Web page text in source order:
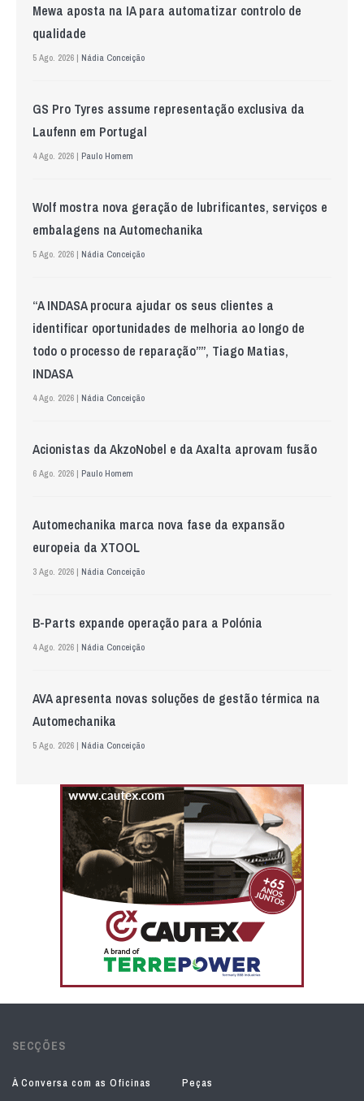
Mewa aposta na IA para automatizar controlo de
qualidade
5 Ago. 2026 | Nádia Conceição
GS Pro Tyres assume representação exclusiva da
Laufenn em Portugal
4 Ago. 2026 | Paulo Homem
Wolf mostra nova geração de lubrificantes, serviços e
embalagens na Automechanika
5 Ago. 2026 | Nádia Conceição
“A INDASA procura ajudar os seus clientes a
identificar oportunidades de melhoria ao longo de
todo o processo de reparação””, Tiago Matias,
INDASA
4 Ago. 2026 | Nádia Conceição
Acionistas da AkzoNobel e da Axalta aprovam fusão
6 Ago. 2026 | Paulo Homem
Automechanika marca nova fase da expansão
europeia da XTOOL
3 Ago. 2026 | Nádia Conceição
B-Parts expande operação para a Polónia
4 Ago. 2026 | Nádia Conceição
AVA apresenta novas soluções de gestão térmica na
Automechanika
5 Ago. 2026 | Nádia Conceição
SECÇÕES
À Conversa com as Oficinas
Peças